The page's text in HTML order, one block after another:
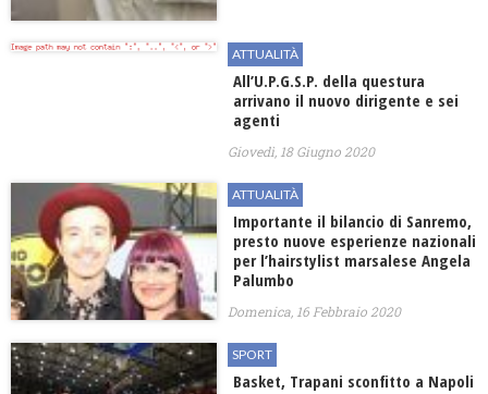
ATTUALITÀ
All’U.P.G.S.P. della questura
arrivano il nuovo dirigente e sei
agenti
Giovedì, 18 Giugno 2020
ATTUALITÀ
Importante il bilancio di Sanremo,
presto nuove esperienze nazionali
per l’hairstylist marsalese Angela
Palumbo
Domenica, 16 Febbraio 2020
SPORT
Basket, Trapani sconfitto a Napoli